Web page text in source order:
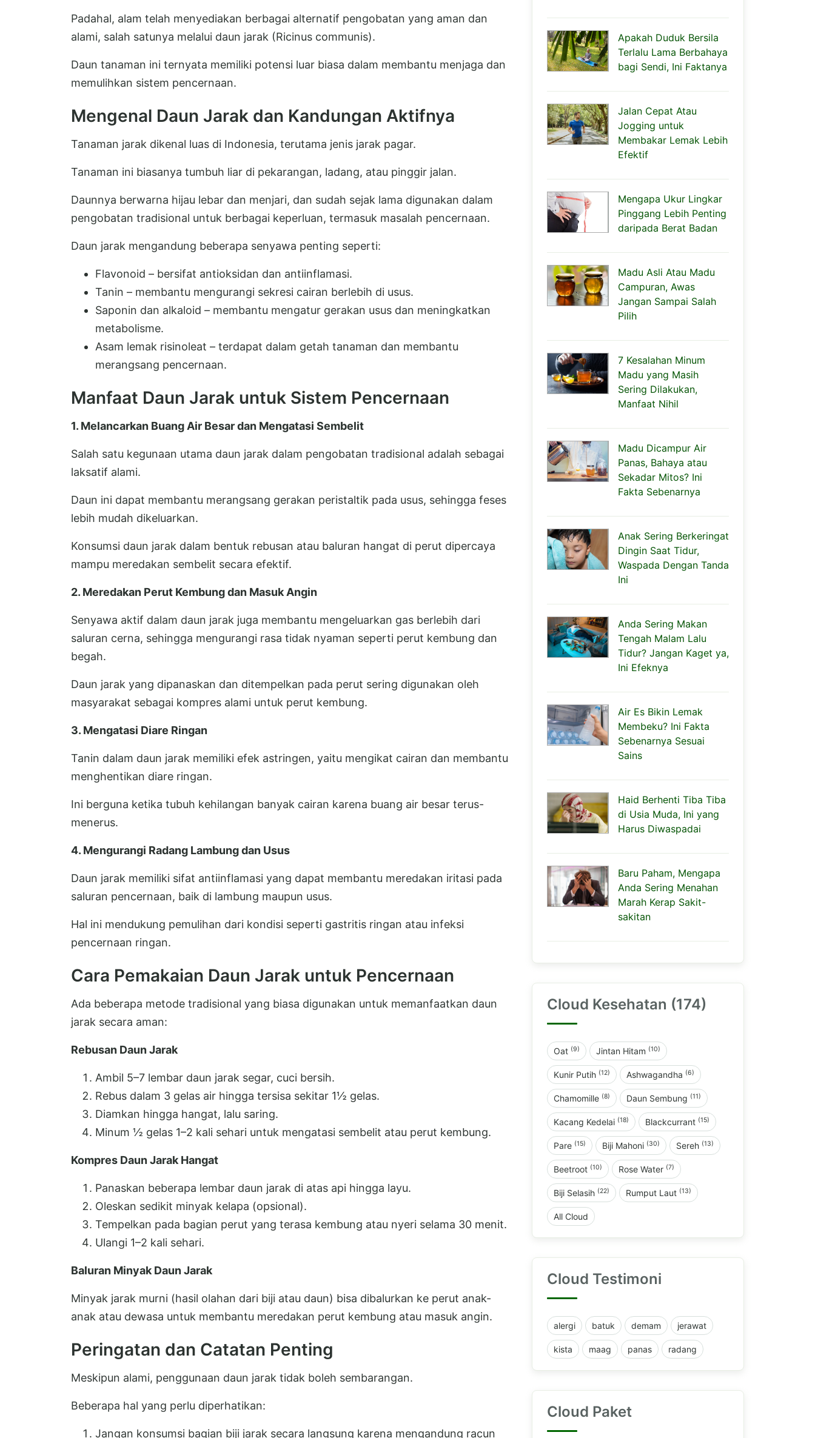
Padahal, alam telah menyediakan berbagai alternatif pengobatan yang aman dan
alami, salah satunya melalui daun jarak (Ricinus communis).
Daun tanaman ini ternyata memiliki potensi luar biasa dalam membantu menjaga dan
memulihkan sistem pencernaan.
Mengenal Daun Jarak dan Kandungan Aktifnya
Tanaman jarak dikenal luas di Indonesia, terutama jenis jarak pagar.
Tanaman ini biasanya tumbuh liar di pekarangan, ladang, atau pinggir jalan.
Daunnya berwarna hijau lebar dan menjari, dan sudah sejak lama digunakan dalam
pengobatan tradisional untuk berbagai keperluan, termasuk masalah pencernaan.
Daun jarak mengandung beberapa senyawa penting seperti:
Flavonoid – bersifat antioksidan dan antiinflamasi.
Tanin – membantu mengurangi sekresi cairan berlebih di usus.
Saponin dan alkaloid – membantu mengatur gerakan usus dan meningkatkan
metabolisme.
Asam lemak risinoleat – terdapat dalam getah tanaman dan membantu
merangsang pencernaan.
Manfaat Daun Jarak untuk Sistem Pencernaan
1. Melancarkan Buang Air Besar dan Mengatasi Sembelit
Salah satu kegunaan utama daun jarak dalam pengobatan tradisional adalah sebagai
laksatif alami.
Daun ini dapat membantu merangsang gerakan peristaltik pada usus, sehingga feses
lebih mudah dikeluarkan.
Konsumsi daun jarak dalam bentuk rebusan atau baluran hangat di perut dipercaya
mampu meredakan sembelit secara efektif.
2. Meredakan Perut Kembung dan Masuk Angin
Senyawa aktif dalam daun jarak juga membantu mengeluarkan gas berlebih dari
saluran cerna, sehingga mengurangi rasa tidak nyaman seperti perut kembung dan
begah.
Daun jarak yang dipanaskan dan ditempelkan pada perut sering digunakan oleh
masyarakat sebagai kompres alami untuk perut kembung.
3. Mengatasi Diare Ringan
Tanin dalam daun jarak memiliki efek astringen, yaitu mengikat cairan dan membantu
menghentikan diare ringan.
Ini berguna ketika tubuh kehilangan banyak cairan karena buang air besar terus-
menerus.
4. Mengurangi Radang Lambung dan Usus
Daun jarak memiliki sifat antiinflamasi yang dapat membantu meredakan iritasi pada
saluran pencernaan, baik di lambung maupun usus.
Hal ini mendukung pemulihan dari kondisi seperti gastritis ringan atau infeksi
pencernaan ringan.
Cara Pemakaian Daun Jarak untuk Pencernaan
Ada beberapa metode tradisional yang biasa digunakan untuk memanfaatkan daun
jarak secara aman:
Rebusan Daun Jarak
Ambil 5–7 lembar daun jarak segar, cuci bersih.
Rebus dalam 3 gelas air hingga tersisa sekitar 1½ gelas.
Diamkan hingga hangat, lalu saring.
Minum ½ gelas 1–2 kali sehari untuk mengatasi sembelit atau perut kembung.
Kompres Daun Jarak Hangat
Panaskan beberapa lembar daun jarak di atas api hingga layu.
Oleskan sedikit minyak kelapa (opsional).
Tempelkan pada bagian perut yang terasa kembung atau nyeri selama 30 menit.
Ulangi 1–2 kali sehari.
Baluran Minyak Daun Jarak
Minyak jarak murni (hasil olahan dari biji atau daun) bisa dibalurkan ke perut anak-
anak atau dewasa untuk membantu meredakan perut kembung atau masuk angin.
Peringatan dan Catatan Penting
Meskipun alami, penggunaan daun jarak tidak boleh sembarangan.
Beberapa hal yang perlu diperhatikan:
Jangan konsumsi bagian biji jarak secara langsung karena mengandung racun
Apakah Duduk Bersila
Terlalu Lama Berbahaya
bagi Sendi, Ini Faktanya
Jalan Cepat Atau
Jogging untuk
Membakar Lemak Lebih
Efektif
Mengapa Ukur Lingkar
Pinggang Lebih Penting
daripada Berat Badan
Madu Asli Atau Madu
Campuran, Awas
Jangan Sampai Salah
Pilih
7 Kesalahan Minum
Madu yang Masih
Sering Dilakukan,
Manfaat Nihil
Madu Dicampur Air
Panas, Bahaya atau
Sekadar Mitos? Ini
Fakta Sebenarnya
Anak Sering Berkeringat
Dingin Saat Tidur,
Waspada Dengan Tanda
Ini
Anda Sering Makan
Tengah Malam Lalu
Tidur? Jangan Kaget ya,
Ini Efeknya
Air Es Bikin Lemak
Membeku? Ini Fakta
Sebenarnya Sesuai
Sains
Haid Berhenti Tiba Tiba
di Usia Muda, Ini yang
Harus Diwaspadai
Baru Paham, Mengapa
Anda Sering Menahan
Marah Kerap Sakit-
sakitan
Cloud Kesehatan (174)
Oat (9) Jintan Hitam (10)
Kunir Putih (12) Ashwagandha (6)
Chamomille (8) Daun Sembung (11)
Kacang Kedelai (18) Blackcurrant (15)
Pare (15) Biji Mahoni (30) Sereh (13)
Beetroot (10) Rose Water (7)
Biji Selasih (22) Rumput Laut (13)
All Cloud
Cloud Testimoni
alergi batuk demam jerawat
kista maag panas radang
Cloud Paket